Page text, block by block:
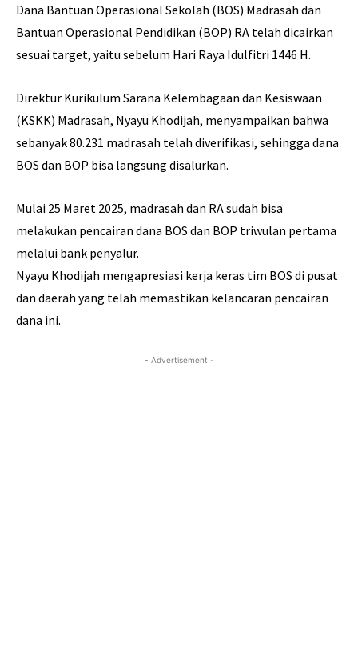
Dana Bantuan Operasional Sekolah (BOS) Madrasah dan
Bantuan Operasional Pendidikan (BOP) RA telah dicairkan
sesuai target, yaitu sebelum Hari Raya Idulfitri 1446 H.
Direktur Kurikulum Sarana Kelembagaan dan Kesiswaan
(KSKK) Madrasah, Nyayu Khodijah, menyampaikan bahwa
sebanyak 80.231 madrasah telah diverifikasi, sehingga dana
BOS dan BOP bisa langsung disalurkan.
Mulai 25 Maret 2025, madrasah dan RA sudah bisa
melakukan pencairan dana BOS dan BOP triwulan pertama
melalui bank penyalur.
Nyayu Khodijah mengapresiasi kerja keras tim BOS di pusat
dan daerah yang telah memastikan kelancaran pencairan
dana ini.
- Advertisement -